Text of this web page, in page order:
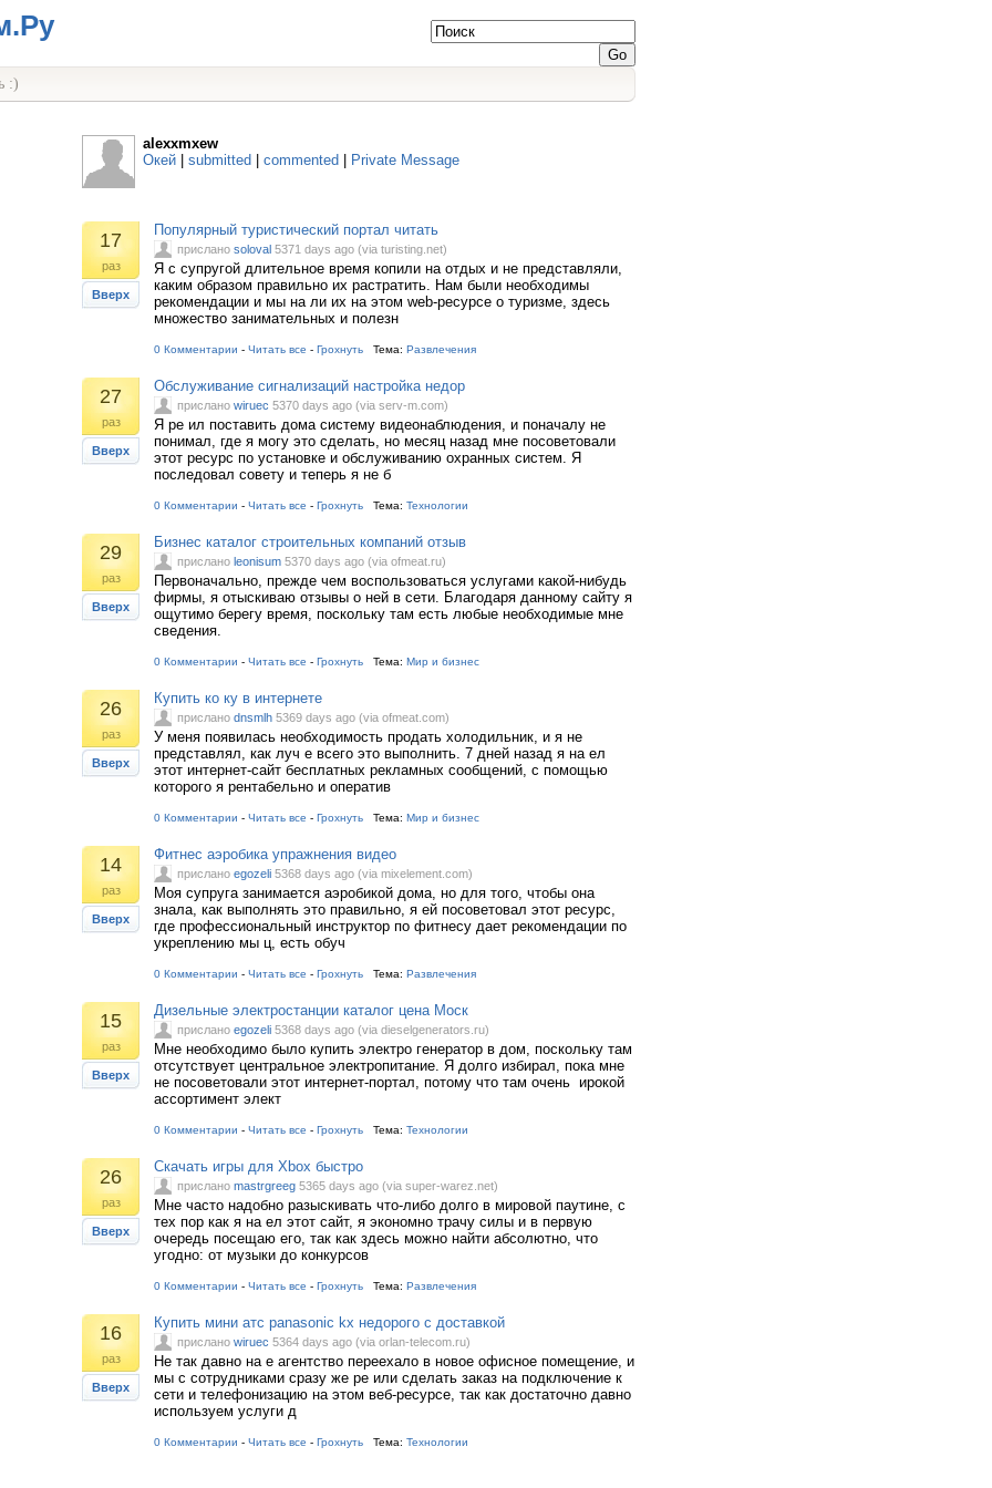
:)
alexxmxew
Окей
submitted commented Private Message
17
раз
Вверх
Популярный туристический портал читать
прислано soloval 5371 days ago (via turisting.net)
Я с супругой длительное время копили на отдых и не представляли,
каким образом правильно их растратить. Нам были необходимы
рекомендации и мы на ли их на этом web-ресурсе о туризме, здесь
множество занимательных и полезн
0 Комментарии - Читать все - Грохнуть Тема: Развлечения
27
раз
Вверх
Обслуживание сигнализаций настройка недор
прислано wiruec 5370 days ago (via serv-m.com)
Я ре ил поставить дома систему видеонаблюдения, и поначалу не
понимал, где я могу это сделать, но месяц назад мне посоветовали
этот ресурс по установке и обслуживанию охранных систем. Я
последовал совету и теперь я не б
0 Комментарии - Читать все - Грохнуть Тема: Технологии
29
раз
Вверх
Бизнес каталог строительных компаний отзыв
прислано leonisum 5370 days ago (via ofmeat.ru)
Первоначально, прежде чем воспользоваться услугами какой-нибудь
фирмы, я отыскиваю отзывы о ней в сети. Благодаря данному сайту я
ощутимо берегу время, поскольку там есть любые необходимые мне
сведения.
0 Комментарии - Читать все - Грохнуть Тема: Мир и бизнес
26
раз
Вверх
Купить ко ку в интернете
прислано dnsmlh 5369 days ago (via ofmeat.com)
У меня появилась необходимость продать холодильник, и я не
представлял, как луч е всего это выполнить. 7 дней назад я на ел
этот интернет-сайт бесплатных рекламных сообщений, с помощью
которого я рентабельно и оператив
0 Комментарии - Читать все - Грохнуть Тема: Мир и бизнес
14
раз
Вверх
Фитнес аэробика упражнения видео
прислано egozeli 5368 days ago (via mixelement.com)
Моя супруга занимается аэробикой дома, но для того, чтобы она
знала, как выполнять это правильно, я ей посоветовал этот ресурс,
где профессиональный инструктор по фитнесу дает рекомендации по
укреплению мы ц, есть обуч
0 Комментарии - Читать все - Грохнуть Тема: Развлечения
15
раз
Вверх
Дизельные электростанции каталог цена Моск
прислано egozeli 5368 days ago (via dieselgenerators.ru)
Мне необходимо было купить электро генератор в дом, поскольку там
отсутствует центральное электропитание. Я долго избирал, пока мне
не посоветовали этот интернет-портал, потому что там очень ирокой
ассортимент элект
0 Комментарии - Читать все - Грохнуть Тема: Технологии
26
раз
Вверх
Скачать игры для Xbox быстро
прислано mastrgreeg 5365 days ago (via super-warez.net)
Мне часто надобно разыскивать что-либо долго в мировой паутине, с
тех пор как я на ел этот сайт, я экономно трачу силы и в первую
очередь посещаю его, так как здесь можно найти абсолютно, что
угодно: от музыки до конкурсов
0 Комментарии - Читать все - Грохнуть Тема: Развлечения
16
раз
Вверх
Купить мини атс panasonic kx недорого с доставкой
прислано wiruec 5364 days ago (via orlan-telecom.ru)
Не так давно на е агентство переехало в новое офисное помещение, и
мы с сотрудниками сразу же ре или сделать заказ на подключение к
сети и телефонизацию на этом веб-ресурсе, так как достаточно давно
используем услуги д
0 Комментарии - Читать все - Грохнуть Тема: Технологии